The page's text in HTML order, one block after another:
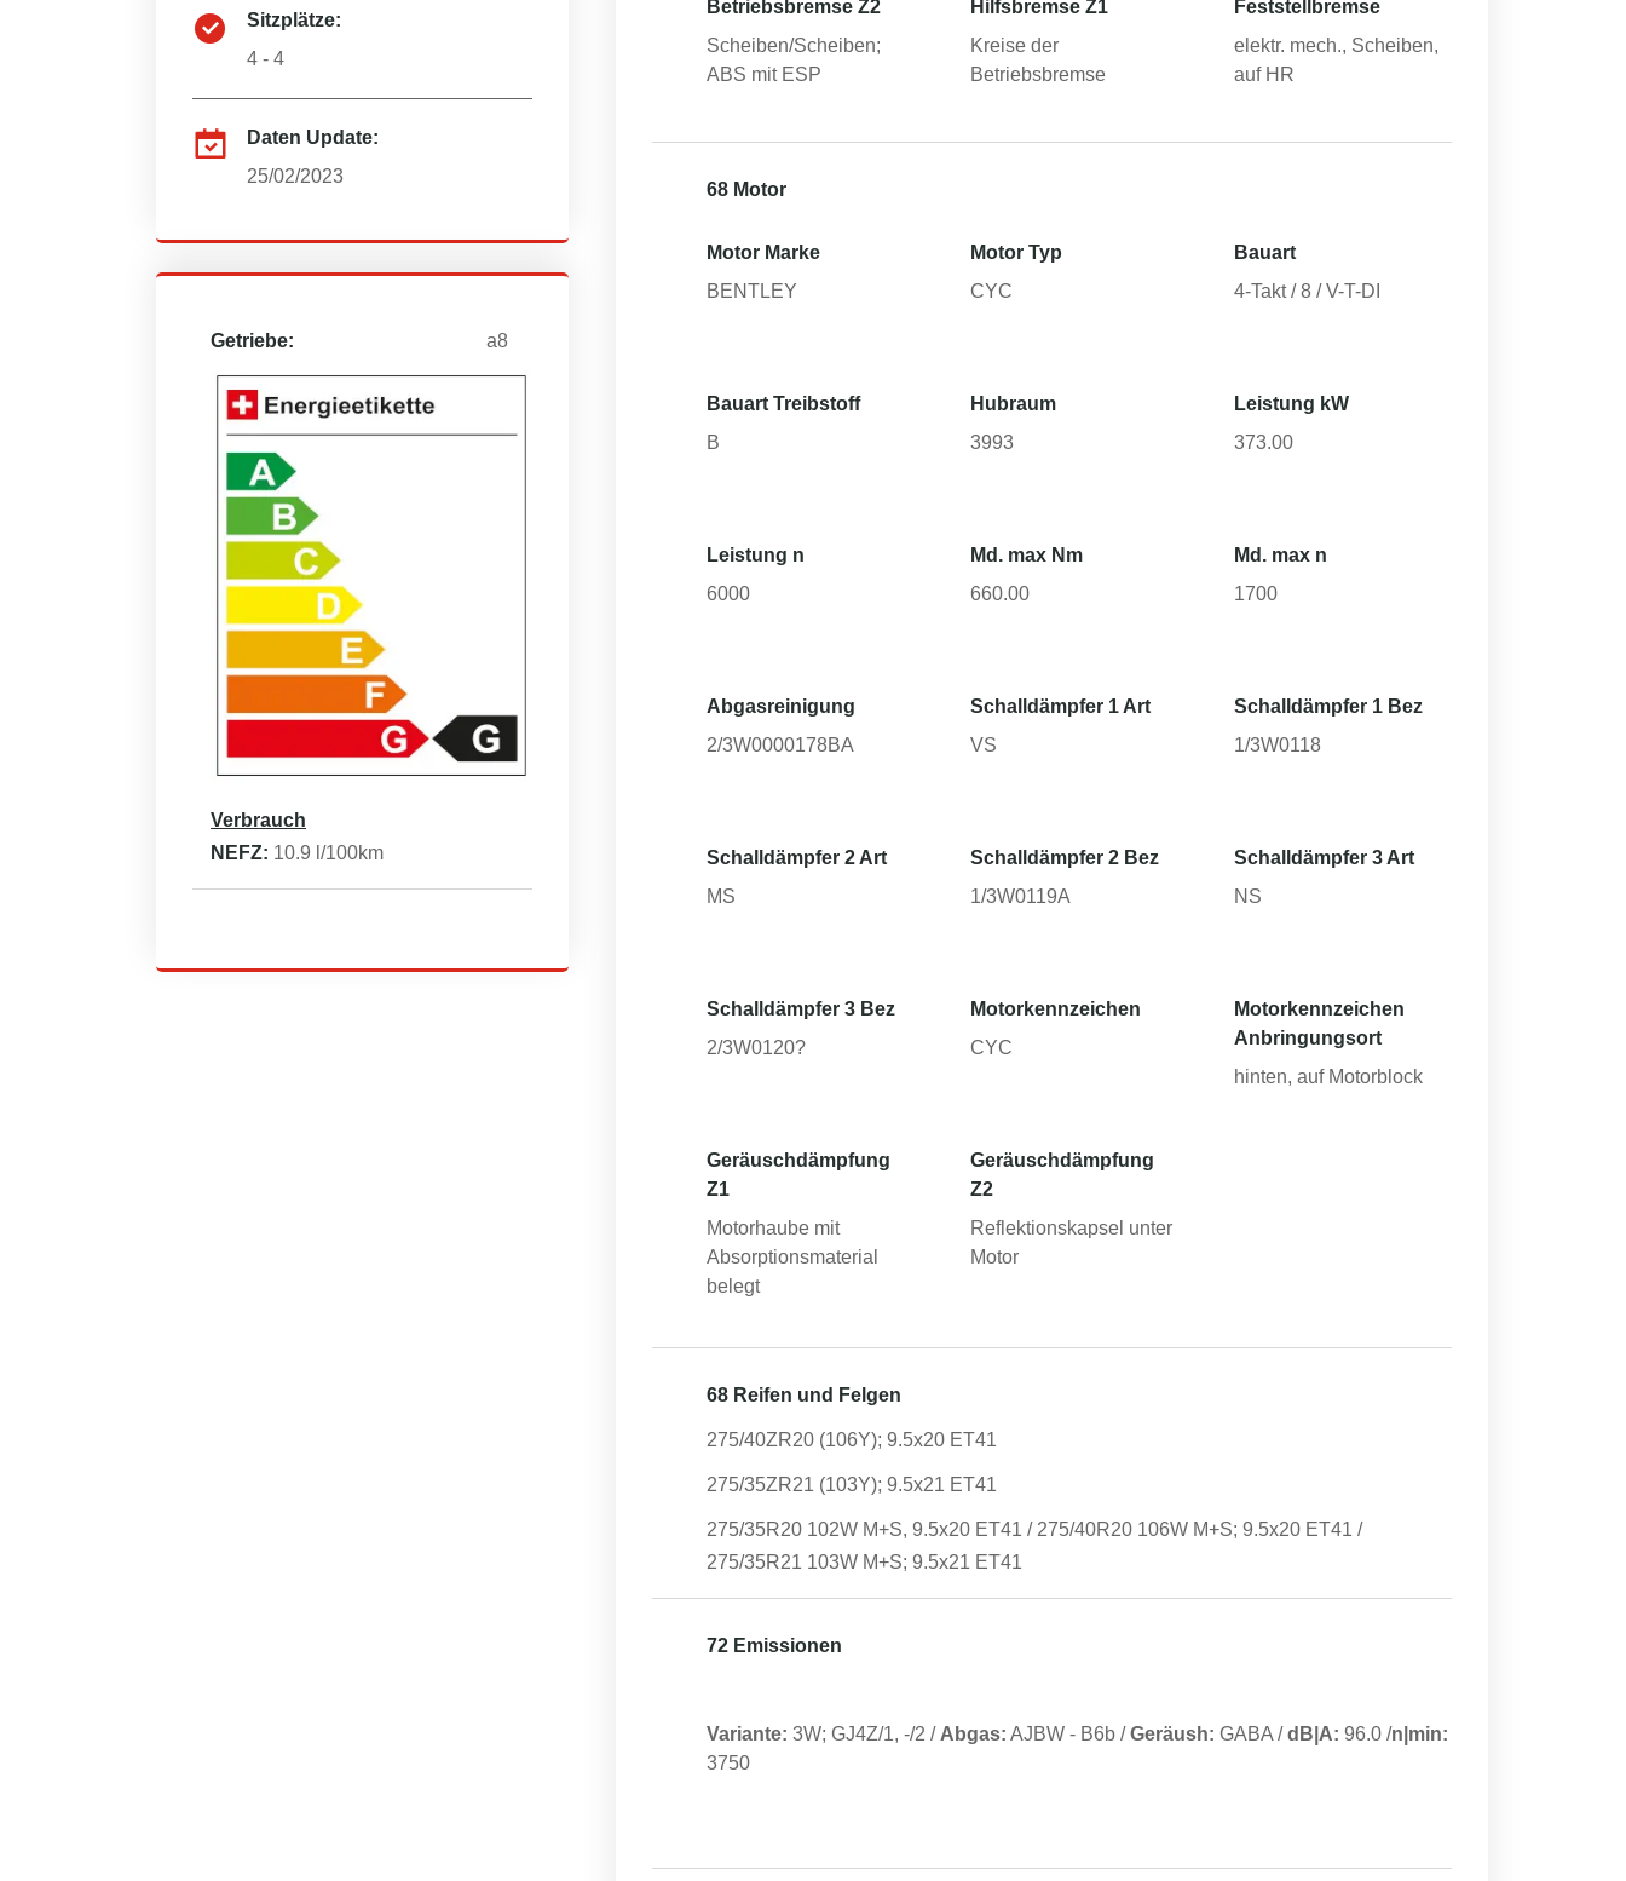
Sitzplätze:
4 - 4
Daten Update:
25/02/2023
Getriebe: a8
Verbrauch
NEFZ: 10.9 l/100km
Betriebsbremse Z2
Scheiben/Scheiben;
ABS mit ESP
Hilfsbremse Z1
Kreise der
Betriebsbremse
Feststellbremse
elektr. mech., Scheiben,
auf HR
68 Motor
Motor Marke
BENTLEY
Motor Typ
CYC
Bauart
4-Takt / 8 / V-T-DI
Bauart Treibstoff
B
Hubraum
3993
Leistung kW
373.00
Leistung n
6000
Md. max Nm
660.00
Md. max n
1700
Abgasreinigung
2/3W0000178BA
Schalldämpfer 1 Art
VS
Schalldämpfer 1 Bez
1/3W0118
Schalldämpfer 2 Art
MS
Schalldämpfer 2 Bez
1/3W0119A
Schalldämpfer 3 Art
NS
Schalldämpfer 3 Bez
2/3W0120?
Motorkennzeichen
CYC
Motorkennzeichen
Anbringungsort
hinten, auf Motorblock
Geräuschdämpfung
Z1
Motorhaube mit
Absorptionsmaterial
belegt
Geräuschdämpfung
Z2
Reflektionskapsel unter
Motor
68 Reifen und Felgen
275/40ZR20 (106Y); 9.5x20 ET41
275/35ZR21 (103Y); 9.5x21 ET41
275/35R20 102W M+S, 9.5x20 ET41 / 275/40R20 106W M+S; 9.5x20 ET41 /
275/35R21 103W M+S; 9.5x21 ET41
72 Emissionen
Variante: 3W; GJ4Z/1, -/2 / Abgas: AJBW - B6b /Geräush: GABA /dB|A: 96.0 /n|min:
3750